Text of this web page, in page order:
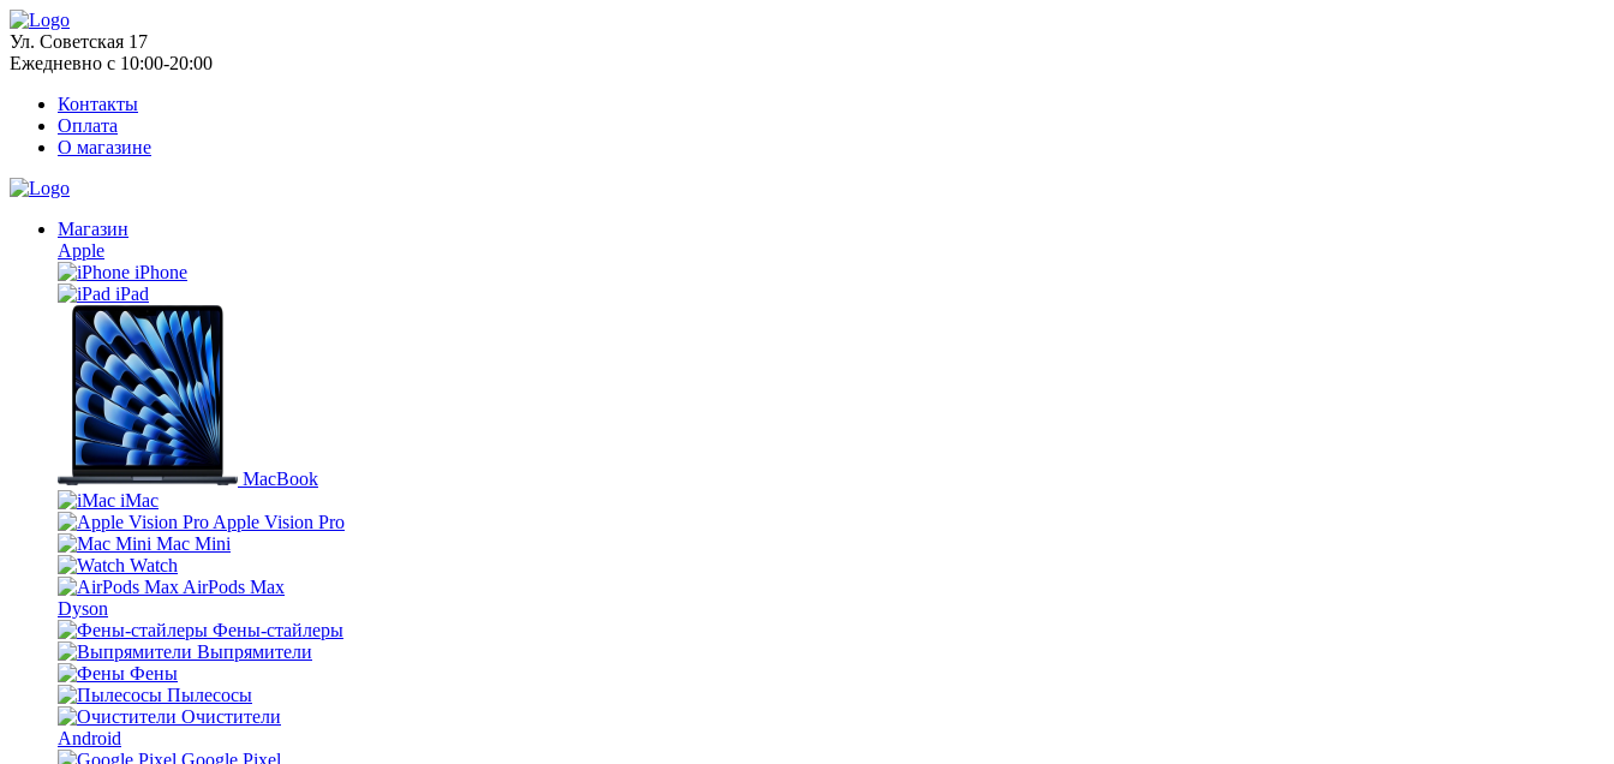
Ул. Советская 17
Ежедневно с 10:00-20:00
Контакты
Оплата
О магазине
Магазин
Apple
iPhone
iPad
MacBook
iMac
Apple Vision Pro
Mac Mini
Watch
AirPods Max
Dyson
Фены-стайлеры
Выпрямители
Фены
Пылесосы
Очистители
Android
Google Pixel